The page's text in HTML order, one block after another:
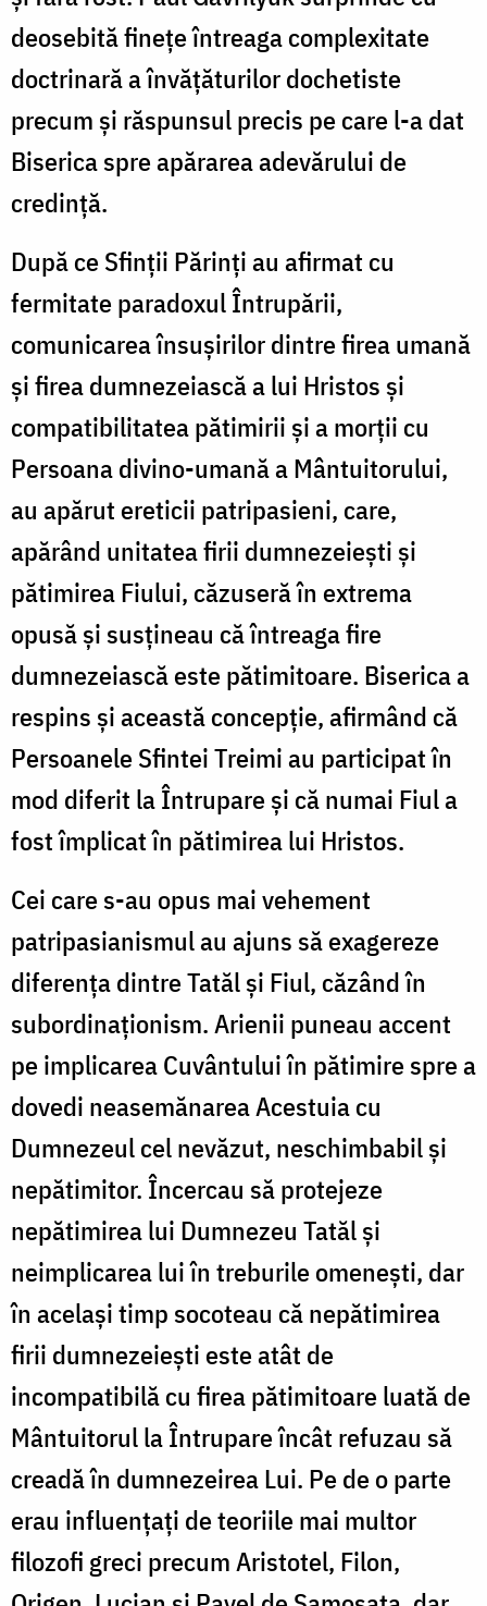
deosebită fineţe întreaga complexitate
doctrinară a învăţăturilor dochetiste
precum şi răspunsul precis pe care l-a dat
Biserica spre apărarea adevărului de
credinţă.
După ce Sfinţii Părinţi au afirmat cu
fermitate paradoxul Întrupării,
comunicarea însuşirilor dintre firea umană
şi firea dumnezeiască a lui Hristos şi
compatibilitatea pătimirii şi a morţii cu
Persoana divino-umană a Mântuitorului,
au apărut ereticii patripasieni, care,
apărând unitatea firii dumnezeieşti şi
pătimirea Fiului, căzuseră în extrema
opusă şi susţineau că întreaga fire
dumnezeiască este pătimitoare. Biserica a
respins şi această concepţie, afirmând că
Persoanele Sfintei Treimi au participat în
mod diferit la Întrupare şi că numai Fiul a
fost împlicat în pătimirea lui Hristos.
Cei care s-au opus mai vehement
patripasianismul au ajuns să exagereze
diferenţa dintre Tatăl şi Fiul, căzând în
subordinaţionism. Arienii puneau accent
pe implicarea Cuvântului în pătimire spre a
dovedi neasemănarea Acestuia cu
Dumnezeul cel nevăzut, neschimbabil şi
nepătimitor. Încercau să protejeze
nepătimirea lui Dumnezeu Tatăl şi
neimplicarea lui în treburile omeneşti, dar
în acelaşi timp socoteau că nepătimirea
firii dumnezeieşti este atât de
incompatibilă cu firea pătimitoare luată de
Mântuitorul la Întrupare încât refuzau să
creadă în dumnezeirea Lui. Pe de o parte
erau influenţaţi de teoriile mai multor
filozofi greci precum Aristotel, Filon,